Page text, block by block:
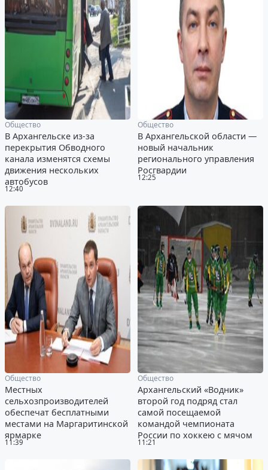
12:40
Общество
В Архангельске из-за
перекрытия Обводного
канала изменятся схемы
движения нескольких
автобусов
12:25
Общество
В Архангельской области —
новый начальник
регионального управления
Росгвардии
11:39
Общество
Местных
сельхозпроизводителей
обеспечат бесплатными
местами на Маргаритинской
ярмарке
11:21
Общество
Архангельский «Водник»
второй год подряд стал
самой посещаемой
командой чемпионата
России по хоккею с мячом